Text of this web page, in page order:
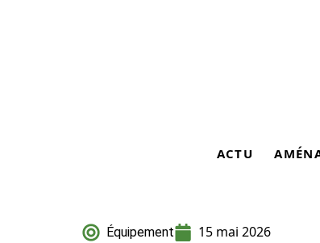
ACTU
Équipement 15 mai 2026